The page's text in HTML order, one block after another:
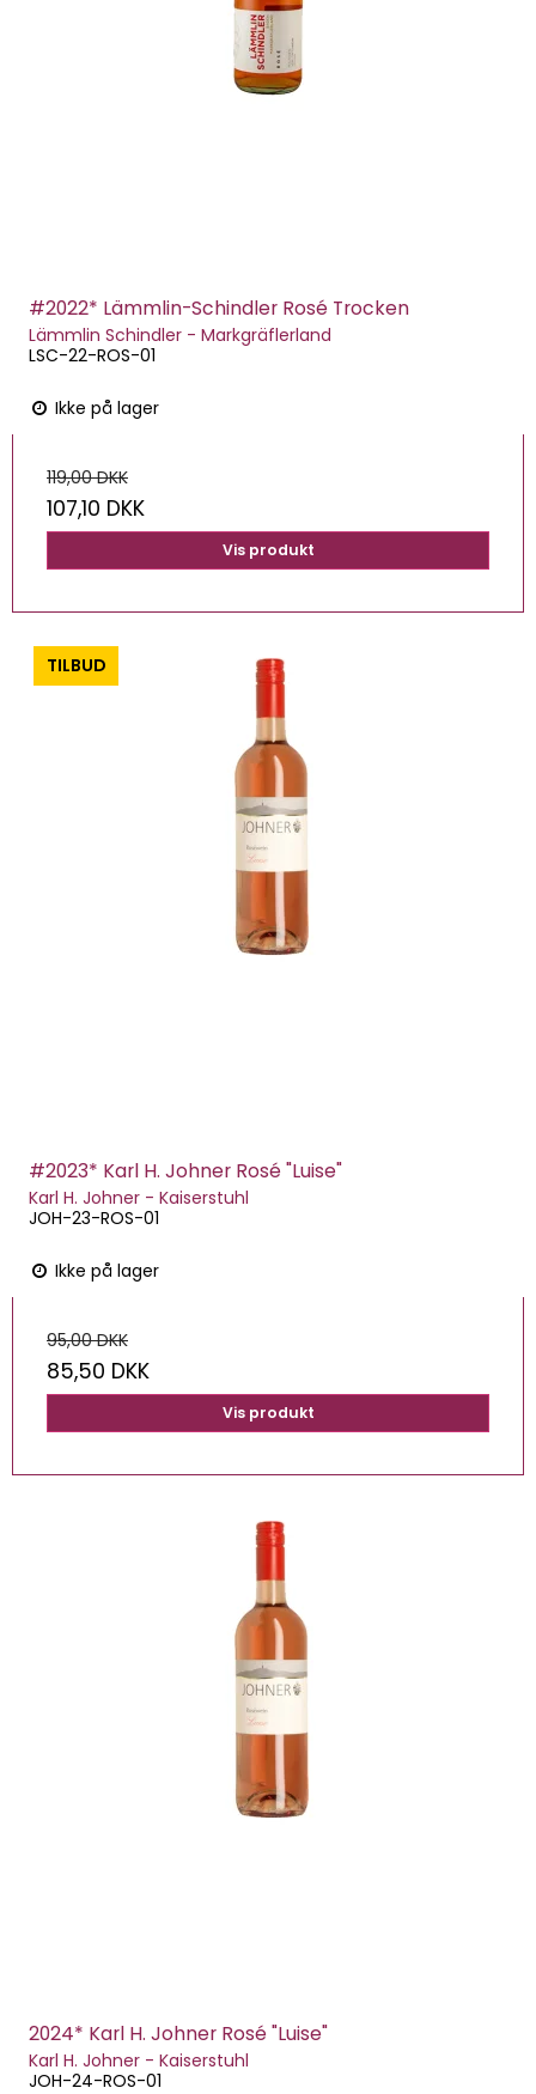
#2022* Lämmlin-Schindler Rosé Trocken
Lämmlin Schindler - Markgräflerland
LSC-22-ROS-01
Ikke på lager
119,00 DKK
107,10 DKK
Vis produkt
-0%
#2023* Karl H. Johner Rosé "Luise"
Karl H. Johner - Kaiserstuhl
JOH-23-ROS-01
Ikke på lager
95,00 DKK
85,50 DKK
Vis produkt
2024* Karl H. Johner Rosé "Luise"
Karl H. Johner - Kaiserstuhl
JOH-24-ROS-01